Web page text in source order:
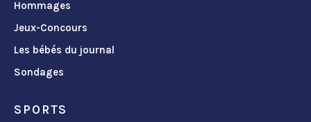
Hommages
Jeux-Concours
Les bébés du journal
Sondages
SPORTS